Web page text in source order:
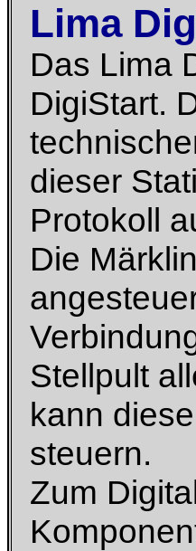
Lima
Das Lima
DigiStart.
dieser
Protokoll
Die
Stellpult
kann
steuern.
Zum